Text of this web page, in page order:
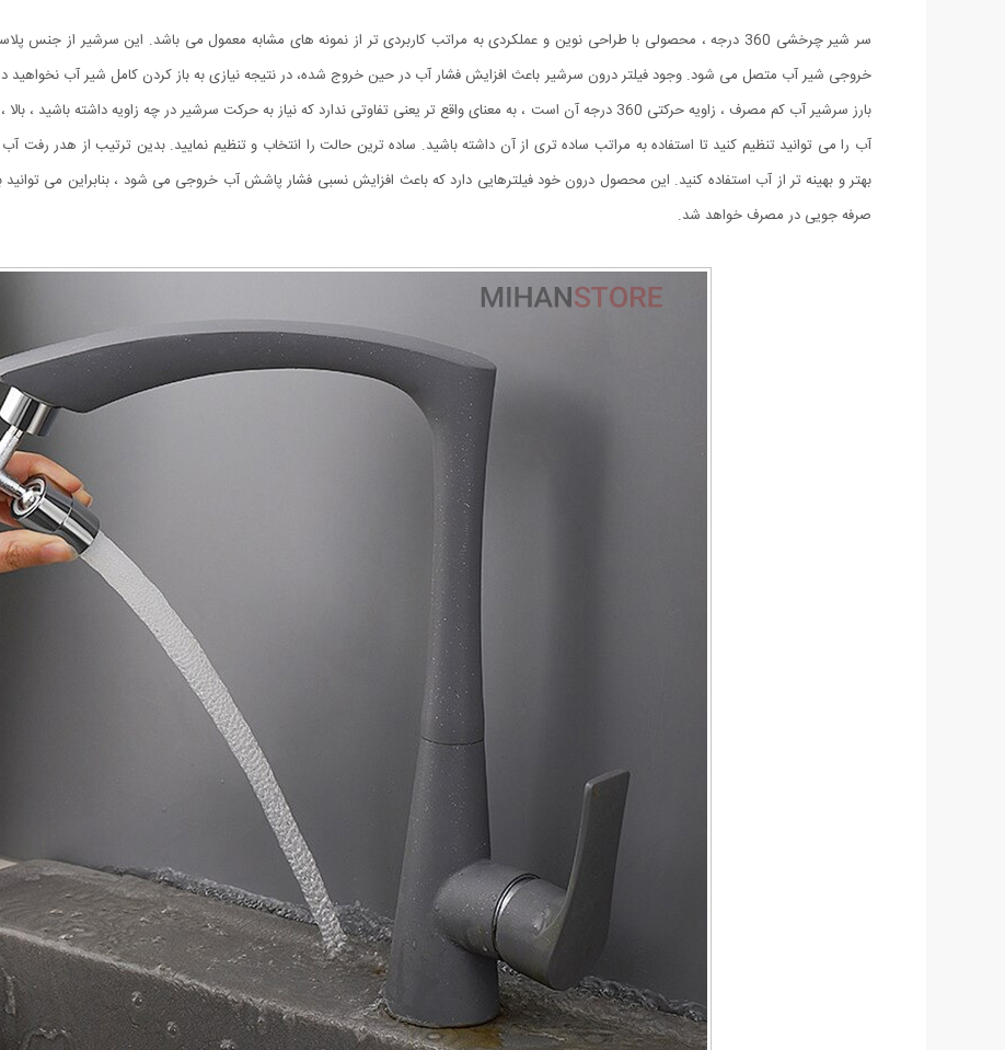
سر شیر چرخشی 360 درجه ، محصولی با طراحی نوین و عملکردی به مراتب کاربردی تر از نمونه های مشابه معمول می باشد. این سرشیر از
خروجی شیر آب متصل می شود. وجود فیلتر درون سرشیر باعث افزایش فشار آب در حین خروج شده، در نتیجه نیازی به باز کردن کامل شیر آب
بارز سرشیر آب کم مصرف ، زاویه حرکتی 360 درجه آن است ، به معنای واقع تر یعنی تفاوتی ندارد که نیاز به حرکت سرشیر در چه زاویه
آب را می توانید تنظیم کنید تا استفاده به مراتب ساده تری از آن داشته باشید. ساده ترین حالت را انتخاب و تنظیم نمایید. بدین ترتیب از هدر
بهتر و بهینه تر از آب استفاده کنید. این محصول درون خود فیلترهایی دارد که باعث افزایش نسبی فشار پاشش آب خروجی می شود ، بنابراین می
صرفه جویی در مصرف خواهد شد.